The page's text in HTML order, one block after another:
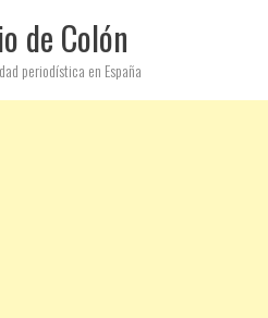
de Colón
periodística en España